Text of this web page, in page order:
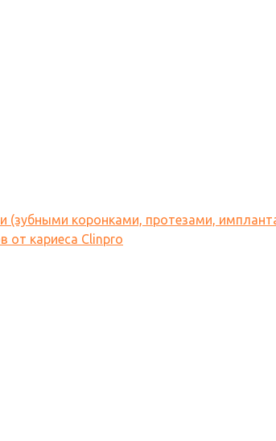
(зубными коронками, протезами,
от кариеса Clinpro